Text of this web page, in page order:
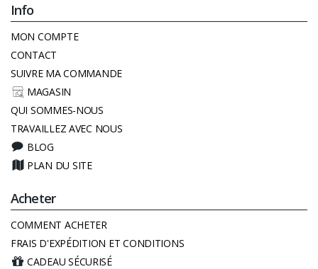
Info
MON COMPTE
CONTACT
SUIVRE MA COMMANDE
MAGASIN
QUI SOMMES-NOUS
TRAVAILLEZ AVEC NOUS
BLOG
PLAN DU SITE
Acheter
COMMENT ACHETER
FRAIS D'EXPÉDITION ET CONDITIONS
CADEAU SÉCURISÉ